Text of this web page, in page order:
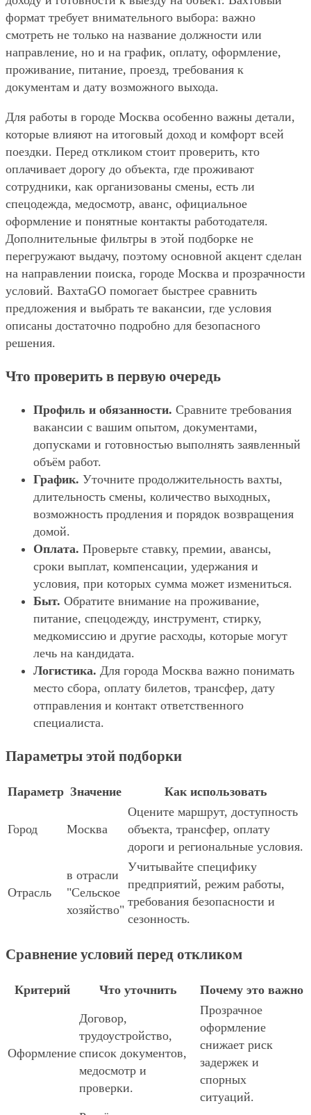
формат требует внимательного выбора: важно
смотреть не только на название должности или
направление, но и на график, оплату, оформление,
проживание, питание, проезд, требования к
документам и дату возможного выхода.
Для работы в городе Москва особенно важны детали,
которые влияют на итоговый доход и комфорт всей
поездки. Перед откликом стоит проверить, кто
оплачивает дорогу до объекта, где проживают
сотрудники, как организованы смены, есть ли
спецодежда, медосмотр, аванс, официальное
оформление и понятные контакты работодателя.
Дополнительные фильтры в этой подборке не
перегружают выдачу, поэтому основной акцент сделан
на направлении поиска, городе Москва и прозрачности
условий. ВахтаGO помогает быстрее сравнить
предложения и выбрать те вакансии, где условия
описаны достаточно подробно для безопасного
решения.
Что проверить в первую очередь
Профиль и обязанности. Сравните требования
вакансии с вашим опытом, документами,
допусками и готовностью выполнять заявленный
объём работ.
График. Уточните продолжительность вахты,
длительность смены, количество выходных,
возможность продления и порядок возвращения
домой.
Оплата. Проверьте ставку, премии, авансы,
сроки выплат, компенсации, удержания и
условия, при которых сумма может измениться.
Быт. Обратите внимание на проживание,
питание, спецодежду, инструмент, стирку,
медкомиссию и другие расходы, которые могут
лечь на кандидата.
Логистика. Для города Москва важно понимать
место сбора, оплату билетов, трансфер, дату
отправления и контакт ответственного
специалиста.
Параметры этой подборки
Параметр Значение Как использовать
Город Москва
Оцените маршрут, доступность
объекта, трансфер, оплату
дороги и региональные условия.
Отрасль
в отрасли
"Сельское
хозяйство"
Учитывайте специфику
предприятий, режим работы,
требования безопасности и
сезонность.
Сравнение условий перед откликом
Критерий Что уточнить Почему это важно
Оформление
Договор,
трудоустройство,
список документов,
медосмотр и
проверки.
Прозрачное
оформление
снижает риск
задержек и
спорных
ситуаций.